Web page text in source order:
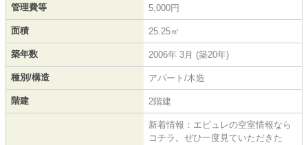
管理費等 5,000円
面積 25.25㎡
築年数 2006年 3月 (築20年)
種別/構造 アパート/木造
階建 2階建
新着情報：エピュレの空室情報なら
コチラ。ぜひ一度見ていただきた